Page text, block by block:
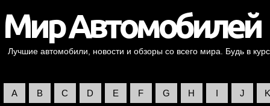
Лучшие автомобили, новости и обзоры со всего мира. Будь в
A B C D E F G H I J K